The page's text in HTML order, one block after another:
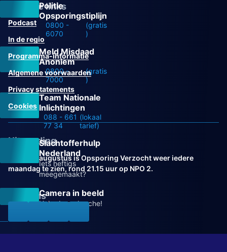
Politie
Opsporingstiplijn
0800 -
6070
(gratis
)
Meld Misdaad
Anoniem
0800 -
7000
(gratis
)
Team Nationale
Inlichtingen
088 - 661
77 34
(lokaal
tarief)
Slachtofferhulp
Nederland
Iets heftigs
meegemaakt?
Camera in beeld
Help de recherche!
Overige links
Podcast
In de regio
Programma-informatie
Algemene voorwaarden
Privacy statements
Cookies
Uitzending
Vanaf 31 augustus is Opsporing Verzocht weer iedere
maandag te zien, rond 21.15 uur op NPO 2.
Volg ons